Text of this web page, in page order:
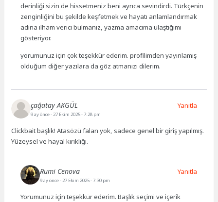
derinliği sizin de hissetmeniz beni ayrıca sevindirdi. Türkçenin
zenginliğini bu şekilde keşfetmek ve hayatı anlamlandırmak
adına ilham verici bulmanız, yazma amacıma ulaştığımı
gösteriyor.
yorumunuz için çok teşekkür ederim. profilimden yayınlamış
olduğum diğer yazılara da göz atmanızı dilerim.
çağatay AKGÜL
9 ay önce- 27 Ekim 2025 - 7:28 pm
Clickbait başlık! Atasözü falan yok, sadece genel bir giriş yapılmış.
Yüzeysel ve hayal kırıklığı.
Yanıtla
Rumi Cenova
9 ay önce- 27 Ekim 2025 - 7:30 pm
Yorumunuz için teşekkür ederim. Başlık seçimi ve içerik
Yanıtla